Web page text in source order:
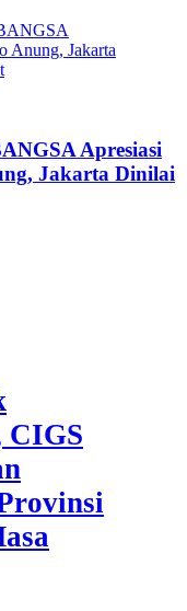
Apresiasi
Jakarta Dinilai
CIGS